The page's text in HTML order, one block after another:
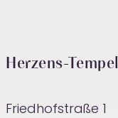
Herzens-Tempel
Friedhofstraße 1